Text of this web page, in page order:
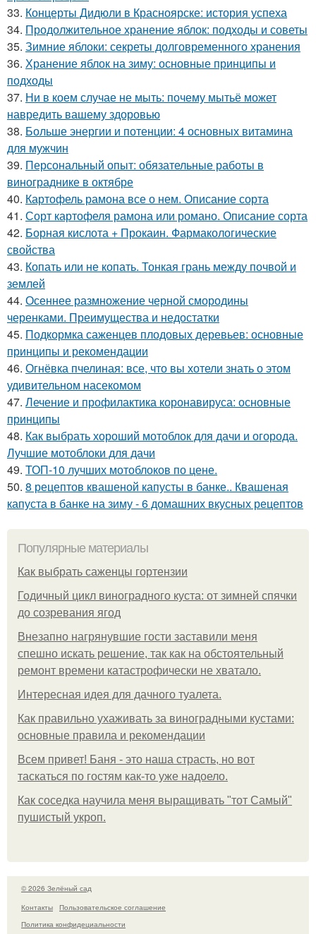
33. Концерты Дидюли в Красноярске: история успеха
34. Продолжительное хранение яблок: подходы и советы
35. Зимние яблоки: секреты долговременного хранения
36. Хранение яблок на зиму: основные принципы и
подходы
37. Ни в коем случае не мыть: почему мытьё может
навредить вашему здоровью
38. Больше энергии и потенции: 4 основных витамина
для мужчин
39. Персональный опыт: обязательные работы в
винограднике в октябре
40. Картофель рамона все о нем. Описание сорта
41. Сорт картофеля рамона или романо. Описание сорта
42. Борная кислота + Прокаин. Фармакологические
свойства
43. Копать или не копать. Тонкая грань между почвой и
землей
44. Осеннее размножение черной смородины
черенками. Преимущества и недостатки
45. Подкормка саженцев плодовых деревьев: основные
принципы и рекомендации
46. Огнёвка пчелиная: все, что вы хотели знать о этом
удивительном насекомом
47. Лечение и профилактика коронавируса: основные
принципы
48. Как выбрать хороший мотоблок для дачи и огорода.
Лучшие мотоблоки для дачи
49. ТОП-10 лучших мотоблоков по цене.
50. 8 рецептов квашеной капусты в банке.. Квашеная
капуста в банке на зиму - 6 домашних вкусных рецептов
Популярные материалы
Как выбрать саженцы гортензии
Годичный цикл виноградного куста: от зимней спячки
до созревания ягод
Внезапно нагрянувшие гости заставили меня
спешно искать решение, так как на обстоятельный
ремонт времени катастрофически не хватало.
Интересная идея для дачного туалета.
Как правильно ухаживать за виноградными кустами:
основные правила и рекомендации
Всем привет! Баня - это наша страсть, но вот
таскаться по гостям как-то уже надоело.
Как соседка научила меня выращивать "тот Самый"
пушистый укроп.
© 2026 Зелёный сад
Контакты
Пользовательское соглашение
Политика конфидециальности